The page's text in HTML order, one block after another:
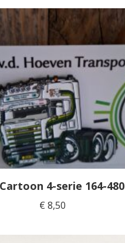
4-serie 164-480
€ 8,50